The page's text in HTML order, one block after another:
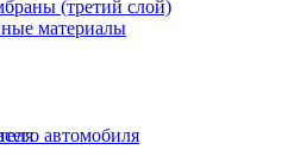
(третий слой)
материалы
автомобиля